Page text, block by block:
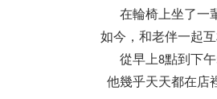
在輪椅上坐了一
如今，和老伴一起
從早上8點到下
他幾乎天天都在店